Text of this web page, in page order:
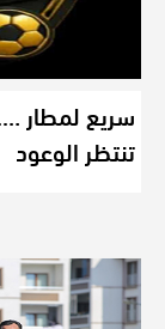
تنتظر الوعود